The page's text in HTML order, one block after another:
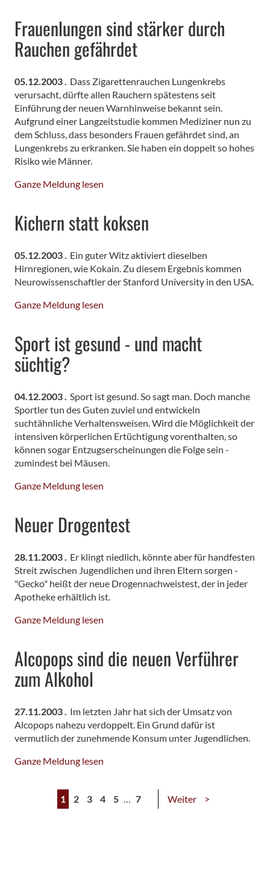
Frauenlungen sind stärker durch
Rauchen gefährdet
05.12.2003 . Dass Zigarettenrauchen Lungenkrebs
verursacht, dürfte allen Rauchern spätestens seit
Einführung der neuen Warnhinweise bekannt sein.
Aufgrund einer Langzeitstudie kommen Mediziner nun zu
dem Schluss, dass besonders Frauen gefährdet sind, an
Lungenkrebs zu erkranken. Sie haben ein doppelt so hohes
Risiko wie Männer.
Ganze Meldung lesen
Kichern statt koksen
05.12.2003 . Ein guter Witz aktiviert dieselben
Hirnregionen, wie Kokain. Zu diesem Ergebnis kommen
Neurowissenschaftler der Stanford University in den USA.
Ganze Meldung lesen
Sport ist gesund - und macht
süchtig?
04.12.2003 . Sport ist gesund. So sagt man. Doch manche
Sportler tun des Guten zuviel und entwickeln
suchtähnliche Verhaltensweisen. Wird die Möglichkeit der
intensiven körperlichen Ertüchtigung vorenthalten, so
können sogar Entzugserscheinungen die Folge sein -
zumindest bei Mäusen.
Ganze Meldung lesen
Neuer Drogentest
28.11.2003 . Er klingt niedlich, könnte aber für handfesten
Streit zwischen Jugendlichen und ihren Eltern sorgen -
"Gecko" heißt der neue Drogennachweistest, der in jeder
Apotheke erhältlich ist.
Ganze Meldung lesen
Alcopops sind die neuen Verführer
zum Alkohol
27.11.2003 . Im letzten Jahr hat sich der Umsatz von
Alcopops nahezu verdoppelt. Ein Grund dafür ist
vermutlich der zunehmende Konsum unter Jugendlichen.
Ganze Meldung lesen
1 2 3 4 5 … 7 Weiter